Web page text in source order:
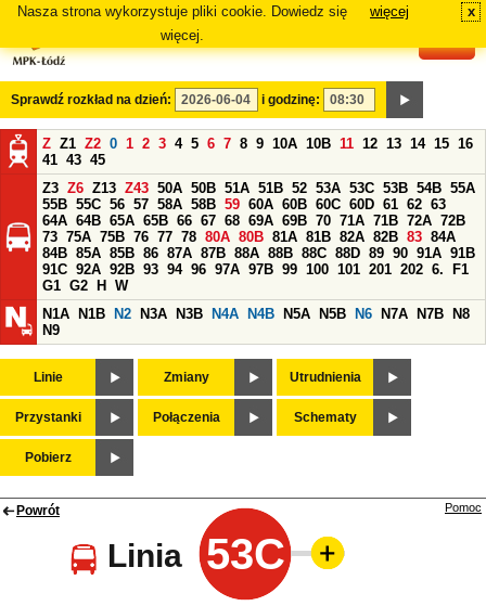
Nasza strona wykorzystuje pliki cookie. Dowiedz się
więcej.
więcej x
Sprawdź rozkład na dzień: i godzinę:
Z Z1 Z2 0 1 2 3 4 5 6 7 8 9 10A 10B 11 12 13 14 15 16
41 43 45
Z3 Z6 Z13 Z43 50A 50B 51A 51B 52 53A 53C 53B 54B 55A
55B 55C 56 57 58A 58B 59 60A 60B 60C 60D 61 62 63
64A 64B 65A 65B 66 67 68 69A 69B 70 71A 71B 72A 72B
73 75A 75B 76 77 78 80A 80B 81A 81B 82A 82B 83 84A
84B 85A 85B 86 87A 87B 88A 88B 88C 88D 89 90 91A 91B
91C 92A 92B 93 94 96 97A 97B 99 100 101 201 202 6.
F1
G1 G2 H
W
N1A
N1B N2 N3A N3B N4A N4B N5A N5B N6 N7A N7B
N8
N9
Linie Zmiany Utrudnienia
Przystanki Połączenia Schematy
Pobierz
Powrót
Linia 53C
Pomoc